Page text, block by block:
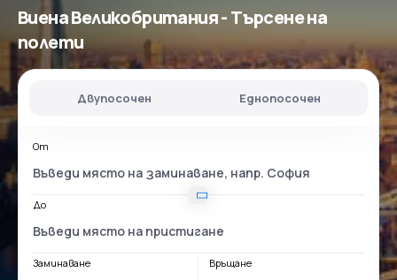
Виена Великобритания- Търсене на
полети
Двупосочен Еднопосочен
От
До
Заминаване Връщане